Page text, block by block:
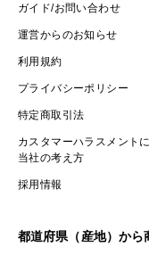
ガイド/お問い合わせ
運営からのお知らせ
利用規約
プライバシーポリシー
特定商取引法
カスタマーハラスメント
当社の考え方
採用情報
都道府県（産地）から